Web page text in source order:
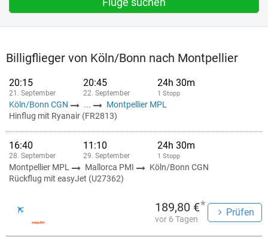
Billigflieger von Köln/Bonn nach Montpellier
20:15
21. September
20:45
22. September
24h 30m
1 Stopp
Köln/Bonn CGN ...
Montpellier MPL
Hinflug mit Ryanair (FR2813)
16:40
28. September
11:10
29. September
24h 30m
1 Stopp
Montpellier MPL Mallorca PMI
Köln/Bonn CGN
Rückflug mit easyJet (U27362)
189,80 €*
vor 6 Tagen
Prüfen